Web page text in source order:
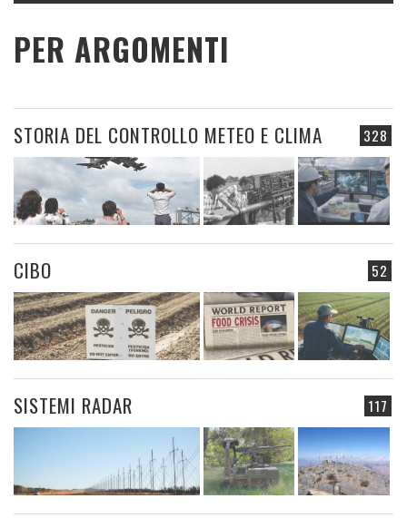
PER ARGOMENTI
328
STORIA DEL CONTROLLO METEO E CLIMA
52
CIBO
117
SISTEMI RADAR